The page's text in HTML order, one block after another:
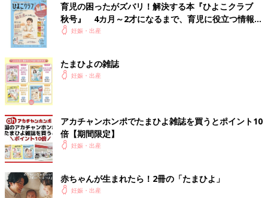
平均満足度90％以上の大人気企画、ママ・パパ向けの学びの場
「ママtomoパパtomoカレッジ」を、「たまひよ ファミリーパ
ーク」と同じパシフィコ横浜にて同時開催します！
に育てるための親の接し方」など、妊娠中から学んでおきたい講
座をご用意しました。ぜひご夫婦でご参加ください！
※ママtomoパパtomoカレッジは、別途お申込みが必要です。
※本講座をお申込みいただいたかたは「たまひよ ファミリーパー
ク」への参加登録は必要ありません。
育児の困ったがズバリ！解決する本『ひよこクラブ
秋号』 4カ月～2才になるまで、育児に役立つ情報が
いっぱい！
妊娠・出産
たまひよの雑誌
妊娠・出産
アカチャンホンポでたまひよ雑誌を買うとポイント10
倍【期間限定】
妊娠・出産
赤ちゃんが生まれたら！2冊の「たまひよ」
妊娠・出産